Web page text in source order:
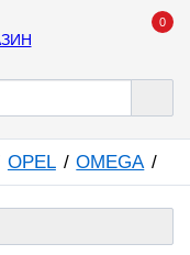
0
OPEL OMEGA